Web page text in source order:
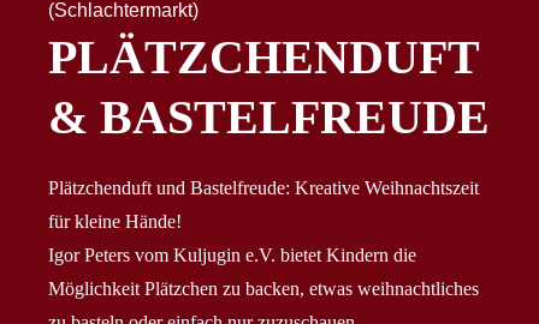
(Schlachtermarkt)
PLÄTZCHENDUFT
& BASTELFREUDE
Plätzchenduft und Bastelfreude: Kreative Weihnachtszeit
für kleine Hände!
Igor Peters vom Kuljugin e.V. bietet Kindern die
Möglichkeit Plätzchen zu backen, etwas weihnachtliches